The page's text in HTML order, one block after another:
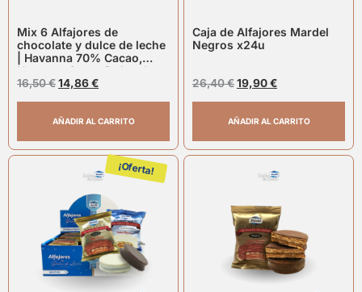
Mix 6 Alfajores de
chocolate y dulce de leche
| Havanna 70% Cacao,
Havanna Super Dulce de
Leche, Mardel Chocolate
16,50€14,86€
AÑADIR AL CARRITO
Caja de Alfajores Mardel
Negros x24u
26,40€19,90€
AÑADIR AL CARRITO
¡Oferta!